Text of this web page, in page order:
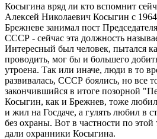
Косыгина вряд ли кто вспомнит
Алексей Николаевич Косыгин с
Брежневе занимал пост
СССР - сейчас эта должность
Интересный был человек, пытался
проводить, мог бы и большего
утроена. Так или иначе, люди в то
развивалась, СССР боялись, но все
закончившийся в итоге позорной
Косыгин, как и Брежнев, тоже
и жил на Госдаче, а гулять любил в
без охраны. Вот в частности по этой
дали охранники Косыгина.